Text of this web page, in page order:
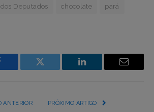
Deputados chocolate pará
Incorpore
(YouTube,
LinkedIn Email
ANTERIOR PRÓXIMO ARTIGO